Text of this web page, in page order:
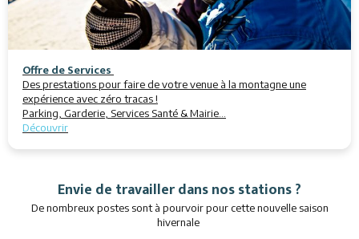
Offre de Services
Des prestations pour faire de votre venue à la montagne une
expérience avec zéro tracas !
Parking, Garderie, Services Santé & Mairie...
Découvrir
Envie de travailler dans nos stations ?
De nombreux postes sont à pourvoir pour cette nouvelle saison
hivernale